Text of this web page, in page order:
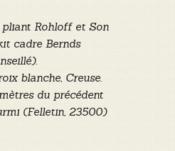
Rohloff et Son
cadre Bernds
.
blanche, Creuse.
du précédent
(Felletin, 23500)